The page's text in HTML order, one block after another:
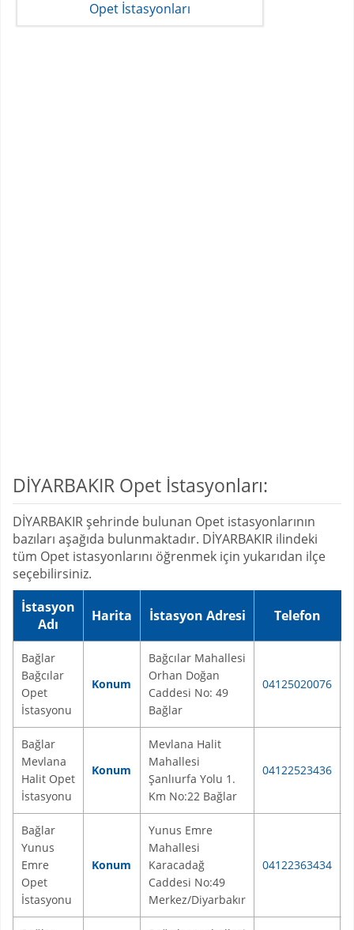
Opet İstasyonları
DİYARBAKIR Opet İstasyonları:
DİYARBAKIR şehrinde bulunan Opet istasyonlarının
bazıları aşağıda bulunmaktadır. DİYARBAKIR ilindeki
tüm Opet istasyonlarını öğrenmek için yukarıdan ilçe
seçebilirsiniz.
İstasyon
Adı
Harita İstasyon Adresi Telefon
Bağlar
Bağcılar
Opet
İstasyonu
Konum
Bağcılar Mahallesi
Orhan Doğan
Caddesi No: 49
Bağlar
04125020076
Bağlar
Mevlana
Halit Opet
İstasyonu
Konum
Mevlana Halit
Mahallesi
Şanlıurfa Yolu 1.
Km No:22 Bağlar
04122523436
Bağlar
Yunus
Emre
Opet
İstasyonu
Konum
Yunus Emre
Mahallesi
Karacadağ
Caddesi No:49
Merkez/Diyarbakır
04122363434